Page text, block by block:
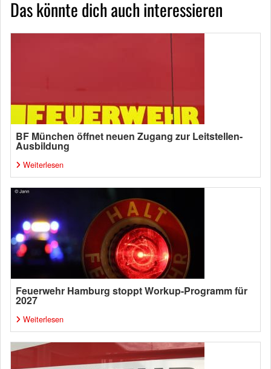
Das könnte dich auch interessieren
BF München öffnet neuen Zugang zur Leitstellen-
Ausbildung
Weiterlesen
Feuerwehr Hamburg stoppt Workup-Programm für
2027
Weiterlesen